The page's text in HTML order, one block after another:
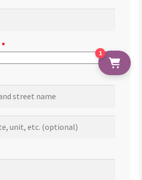
*
1